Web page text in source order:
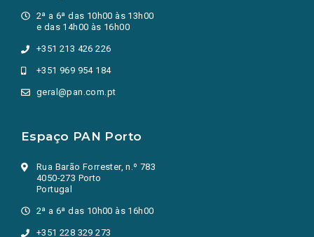
2ª a 6ª das 10h00 às 13h00
e das 14h00 às 16h00
+351 213 426 226
+351 969 954 184
geral@pan.com.pt
Espaço PAN Porto
Rua Barão Forrester, n.º 783
4050-273 Porto
Portugal
2ª a 6ª das 10h00 às 16h00
+351 228 329 273